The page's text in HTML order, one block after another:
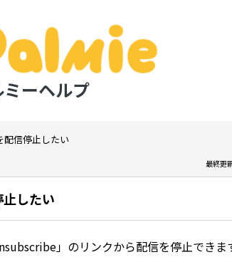
ーヘルプ
配信停止したい
最終更
したい
」のリンクから配信を停止できま